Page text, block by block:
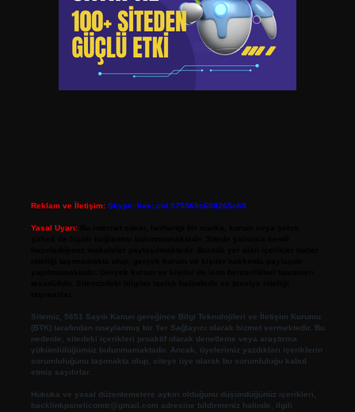
Reklam ve İletişim: Skype: live:.cid.575569c608265c69
Yasal Uyarı:
Sitemiz, 5651 Sayılı Kanun gereğince Bilgi Teknolojileri ve İletişim Kurumu
(BTK) tarafından onaylanmış bir Yer Sağlayıcı olarak hizmet vermektedir. Bu
nedenle, sitedeki içerikleri proaktif olarak denetleme veya araştırma
yükümlülüğümüz bulunmamaktadır. Ancak, üyelerimiz yazdıkları içeriklerin
sorumluluğunu taşımakta olup, siteye üye olarak bu sorumluluğu kabul
etmiş sayılırlar.
Hukuka ve yasal düzenlemelere aykırı olduğunu düşündüğünüz içerikleri,
backlinkpanelicomtr@gmail.com adresine bildirmeniz halinde, ilgili